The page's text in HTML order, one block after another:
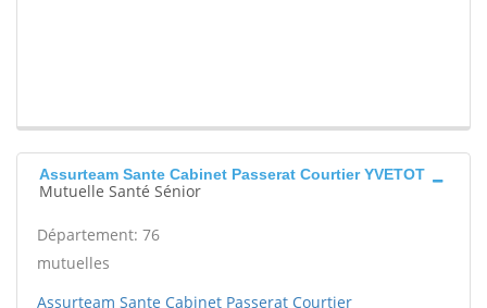
Assurteam Sante Cabinet Passerat Courtier YVETOT
Mutuelle Santé Sénior
Département: 76
mutuelles
Assurteam Sante Cabinet Passerat Courtier